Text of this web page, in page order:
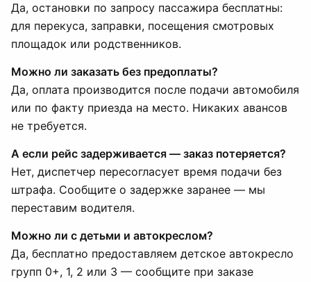
Да, остановки по запросу пассажира бесплатны:
для перекуса, заправки, посещения смотровых
площадок или родственников.
Можно ли заказать без предоплаты?
Да, оплата производится после подачи автомобиля
или по факту приезда на место. Никаких авансов
не требуется.
А если рейс задерживается — заказ потеряется?
Нет, диспетчер пересогласует время подачи без
штрафа. Сообщите о задержке заранее — мы
переставим водителя.
Можно ли с детьми и автокреслом?
Да, бесплатно предоставляем детское автокресло
групп 0+, 1, 2 или 3 — сообщите при заказе